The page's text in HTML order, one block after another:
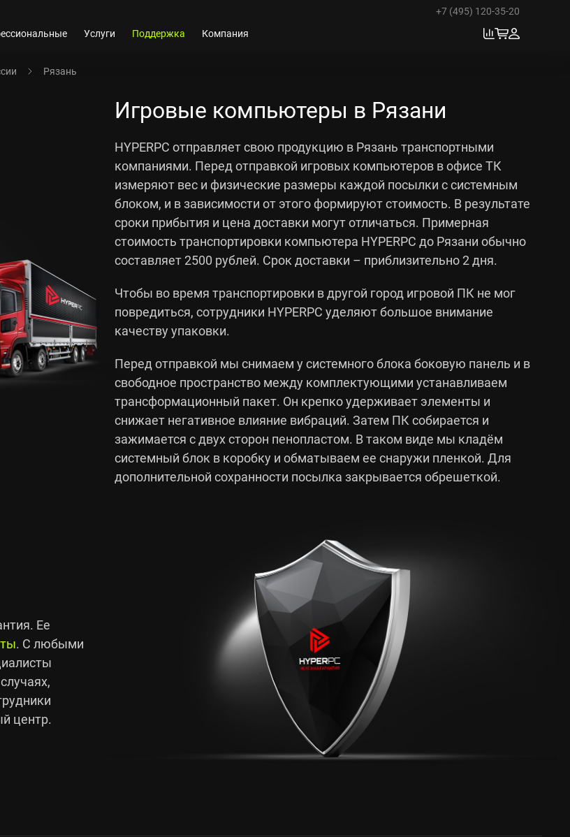
+7 (495) 120-35-20
Услуги Поддержка Компания
Рязань
Игровые компьютеры в Рязани
HYPERPC отправляет свою продукцию в Рязань транспортными
компаниями. Перед отправкой игровых компьютеров в офисе ТК
измеряют вес и физические размеры каждой посылки с системным
блоком, и в зависимости от этого формируют стоимость. В результате
сроки прибытия и цена доставки могут отличаться. Примерная
стоимость транспортировки компьютера HYPERPC до Рязани обычно
составляет 2500 рублей. Срок доставки – приблизительно 2 дня.
Чтобы во время транспортировки в другой город игровой ПК не мог
повредиться, сотрудники HYPERPC уделяют большое внимание
качеству упаковки.
Перед отправкой мы снимаем у системного блока боковую панель и в
свободное пространство между комплектующими устанавливаем
трансформационный пакет. Он крепко удерживает элементы и
снижает негативное влияние вибраций. Затем ПК собирается и
зажимается с двух сторон пенопластом. В таком виде мы кладём
системный блок в коробку и обматываем ее снаружи пленкой. Для
дополнительной сохранности посылка закрывается обрешеткой.
Ее
. С любыми
центр.